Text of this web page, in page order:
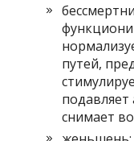
путей,
снимает